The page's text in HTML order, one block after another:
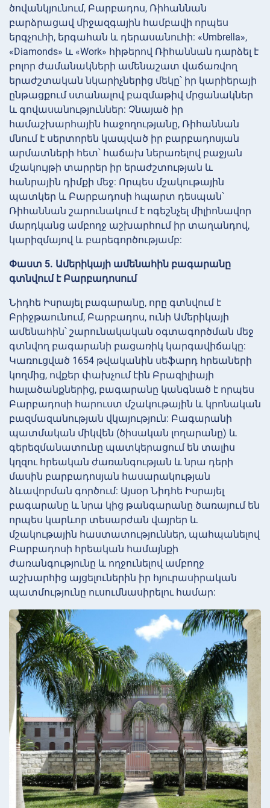
ծովանկյունում, Բարբադոս, Ռիհաննան
բարձրացավ միջազգային համբավի որպես
երգչուհի, երգահան և դերասանուհի: «Umbrella»,
«Diamonds» և «Work» հիթերով Ռիհաննան դարձել է
բոլոր ժամանակների ամենաշատ վաճառվող
երաժշտական նկարիչներից մեկը՝ իր կարիերայի
ընթացքում ստանալով բազմաթիվ մրցանակներ
և գովասանություններ: Չնայած իր
համաշխարհային հաջողությանը, Ռիհաննան
մնում է սերտորեն կապված իր բարբադոսյան
արմատների հետ՝ հաճախ ներառելով բաջյան
մշակույթի տարրեր իր երաժշտության և
հանրային դիմքի մեջ: Որպես մշակութային
պատկեր և Բարբադոսի հպարտ դեսպան՝
Ռիհաննան շարունակում է ոգեշնչել միլիոնավոր
մարդկանց ամբողջ աշխարհում իր տաղանդով,
կարիզմայով և բարեգործությամբ:
Փաստ 5. Ամերիկայի ամենահին բագարանը
գտնվում է Բարբադոսում
Նիդհե Իսրայել բագարանը, որը գտնվում է
Բրիջթաունում, Բարբադոս, ունի Ամերիկայի
ամենահին՝ շարունակական օգտագործման մեջ
գտնվող բագարանի բացառիկ կարգավիճակը:
Կառուցված 1654 թվականին սեֆարդ հրեաների
կողմից, ովքեր փախչում էին Բրազիլիայի
հալածանքներից, բագարանը կանգնած է որպես
Բարբադոսի հարուստ մշակութային և կրոնական
բազմազանության վկայություն: Բագարանի
պատմական միկվեն (ծիսական լողարանը) և
գերեզմանատունը պատկերացում են տալիս
կղզու հրեական ժառանգության և նրա դերի
մասին բարբադոսյան հասարակության
ձևավորման գործում: Այսօր Նիդհե Իսրայել
բագարանը և նրա կից թանգարանը ծառայում են
որպես կարևոր տեսարժան վայրեր և
մշակութային հաստատություններ, պահպանելով
Բարբադոսի հրեական համայնքի
ժառանգությունը և ողջունելով ամբողջ
աշխարհից այցելուներին իր հյուրասիրական
պատմությունը ուսումնասիրելու համար: